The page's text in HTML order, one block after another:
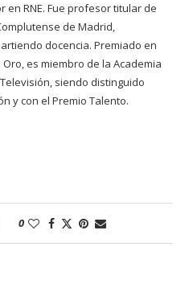
en RNE. Fue profesor titular de
de Madrid,
docencia. Premiado en
es miembro de la Academia
siendo distinguido
y con el Premio Talento.
0